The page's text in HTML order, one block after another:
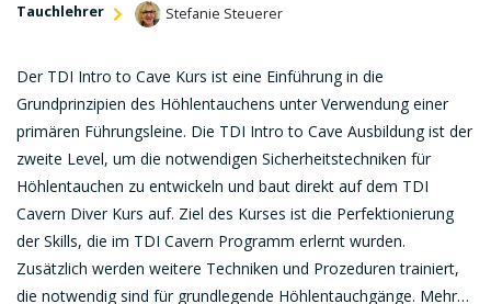
Tauchlehrer Stefanie Steuerer
Der TDI Intro to Cave Kurs ist eine Einführung in die
Grundprinzipien des Höhlentauchens unter Verwendung einer
primären Führungsleine. Die TDI Intro to Cave Ausbildung ist der
zweite Level, um die notwendigen Sicherheitstechniken für
Höhlentauchen zu entwickeln und baut direkt auf dem TDI
Cavern Diver Kurs auf. Ziel des Kurses ist die Perfektionierung
der Skills, die im TDI Cavern Programm erlernt wurden.
Zusätzlich werden weitere Techniken und Prozeduren trainiert,
die notwendig sind für grundlegende Höhlentauchgänge. Mehr…